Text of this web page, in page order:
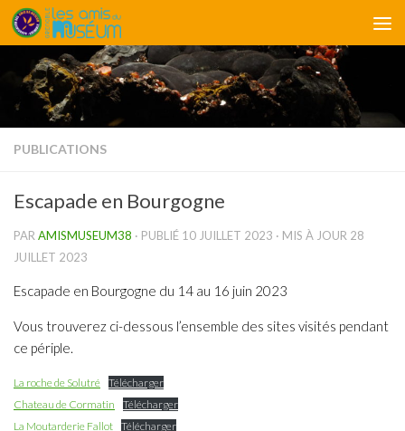
Skip to content
PUBLICATIONS
Escapade en Bourgogne
PAR AMISMUSEUM38 · PUBLIÉ 10 JUILLET 2023 · MIS À JOUR 28
JUILLET 2023
Escapade en Bourgogne du 14 au 16 juin 2023
Vous trouverez ci-dessous l’ensemble des sites visités pendant
ce périple.
La roche de Solutré Télécharger
Chateau de Cormatin
Télécharger
La Moutarderie Fallot Télécharger